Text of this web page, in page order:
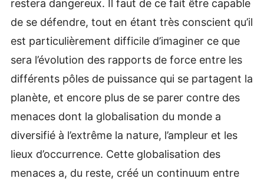
restera dangereux. Il faut de ce fait être capable
de se défendre, tout en étant très conscient qu’il
est particulièrement difficile d’imaginer ce que
sera l’évolution des rapports de force entre les
différents pôles de puissance qui se partagent la
planète, et encore plus de se parer contre des
menaces dont la globalisation du monde a
diversifié à l’extrême la nature, l’ampleur et les
lieux d’occurrence. Cette globalisation des
menaces a, du reste, créé un continuum entre